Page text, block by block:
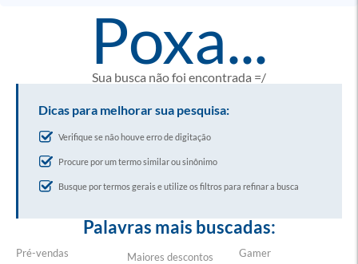
poxa...
Sua busca não foi encontrada =/
Dicas para melhorar sua pesquisa:
Verifique se não houve erro de digitação
Procure por um termo similar ou sinônimo
Busque por termos gerais e utilize os filtros para refinar a busca
Palavras mais buscadas:
Pré-vendas
Maiores descontos
Gamer